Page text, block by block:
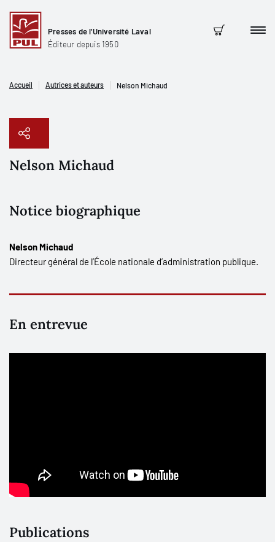
Presses de l'Université Laval
Éditeur depuis 1950
Panier
Accueil Autrices et auteurs Nelson Michaud
Nelson Michaud
Notice biographique
Nelson Michaud
Directeur général de l’École nationale d’administration publique.
En entrevue
Publications